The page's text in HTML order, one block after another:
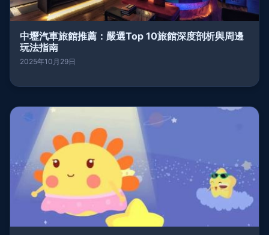
中壢汽車旅館推薦：嚴選Top 10旅館深度剖析與周邊
玩法指南
2025年10月29日